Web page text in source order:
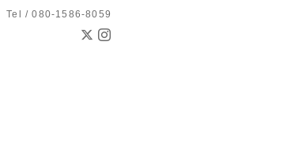
Tel / 080-1586-8059